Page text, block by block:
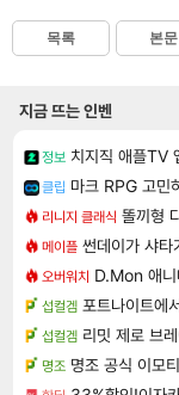
목록 본문
지금 뜨는 인벤
정보 치지직 애플TV
클립 마크 RPG 고민
리니지 클래식 똘끼형
메이플 썬데이가 샤타
오버워치 D.Mon 애니
섭컬겜 포트나이트에
섭컬겜 리밋 제로 브
명조 명조 공식 이모